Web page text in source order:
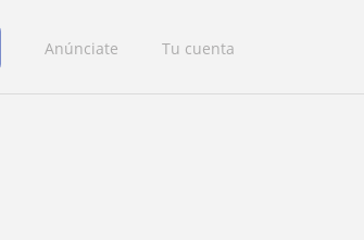
Anúnciate Tu cuenta